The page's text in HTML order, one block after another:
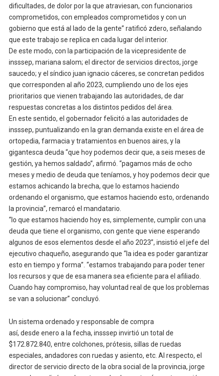
dificultades, de dolor por la que atraviesan, con funcionarios
comprometidos, con empleados comprometidos y con un
gobierno que está al lado de la gente” ratificó zdero, señalando
que este trabajo se replica en cada lugar del interior.
De este modo, con la participación de la vicepresidente de
insssep, mariana salom; el director de servicios directos, jorge
saucedo; y el síndico juan ignacio cáceres, se concretan pedidos
que corresponden al año 2023, cumpliendo uno de los ejes
prioritarios que vienen trabajando las autoridades, de dar
respuestas concretas a los distintos pedidos del área.
En este sentido, el gobernador felicitó a las autoridades de
insssep, puntualizando en la gran demanda existe en el área de
ortopedia, farmacia y tratamientos en buenos aires, y la
gigantesca deuda “que hoy podemos decir que, a seis meses de
gestión, ya hemos saldado”, afirmó. “pagamos más de ocho
meses y medio de deuda que teníamos, y hoy podemos decir que
estamos achicando la brecha, que lo estamos haciendo
ordenando el organismo, que estamos haciendo esto, ordenando
la provincia”, remarcó el mandatario.
“lo que estamos haciendo hoy es, simplemente, cumplir con una
deuda que tiene el organismo, con gente que viene esperando
algunos de esos elementos desde el año 2023”, insistió el jefe del
ejecutivo chaqueño, asegurando que “la idea es poder garantizar
esto en tiempo y forma”. “estamos trabajando para poder tener
los recursos y que de esa manera sea eficiente para el afiliado.
Cuando hay compromiso, hay voluntad real de que los problemas
se van a solucionar” concluyó.
Un sistema ordenado y responsable de compra
así, desde enero a la fecha, insssep invirtió un total de
$172.872.840, entre colchones, prótesis, sillas de ruedas
especiales, andadores con ruedas y asiento, etc. Al respecto, el
director de servicio directo de la obra social de la provincia, jorge